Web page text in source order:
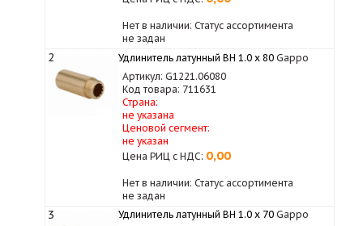
Нет в наличии: Статус ассортимента
не задан
2 Удлинитель латунный ВН 1.0 х 80Gappo
Артикул: G1221.06080
Код товара: 711631
Страна:
не указана
Ценовой сегмент:
не указан
Цена РИЦ с НДС: 0,00
Нет в наличии: Статус ассортимента
не задан
3 Удлинитель латунный ВН 1.0 х 70Gappo